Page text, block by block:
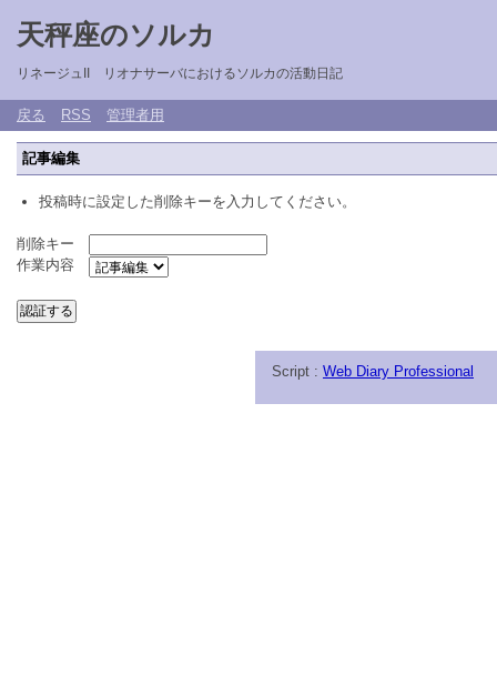
天秤座のソルカ
リネージュII リオナサーバにおけるソルカの活動日記
戻る RSS 管理者用
記事編集
投稿時に設定した削除キーを入力してください。
削除キー
作業内容
Script : Web Diary Professional